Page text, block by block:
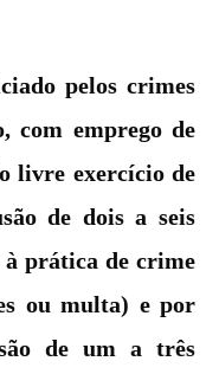
pelos crimes
com emprego de
livre exercício de
de dois a seis
prática de crime
ou multa) e por
de um a três